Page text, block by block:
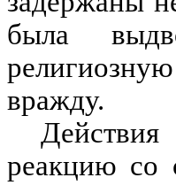
была
вражду.
реакцию со